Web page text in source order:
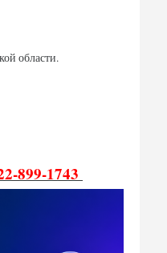
области.
899-1743